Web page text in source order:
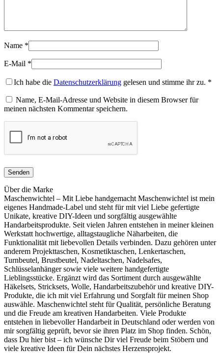
Name *
E-Mail *
Ich habe die Datenschutzerklärung gelesen und stimme ihr zu. *
Name, E-Mail-Adresse und Website in diesem Browser für
meinen nächsten Kommentar speichern.
Über die Marke
Maschenwichtel – Mit Liebe handgemacht Maschenwichtel ist mein
eigenes Handmade-Label und steht für mit viel Liebe gefertigte
Unikate, kreative DIY-Ideen und sorgfältig ausgewählte
Handarbeitsprodukte. Seit vielen Jahren entstehen in meiner kleinen
Werkstatt hochwertige, alltagstaugliche Näharbeiten, die
Funktionalität mit liebevollen Details verbinden. Dazu gehören unter
anderem Projekttaschen, Kosmetiktaschen, Lenkertaschen,
Turnbeutel, Brustbeutel, Nadeltaschen, Nadelsafes,
Schlüsselanhänger sowie viele weitere handgefertigte
Lieblingsstücke. Ergänzt wird das Sortiment durch ausgewählte
Häkelsets, Stricksets, Wolle, Handarbeitszubehör und kreative DIY-
Produkte, die ich mit viel Erfahrung und Sorgfalt für meinen Shop
auswähle. Maschenwichtel steht für Qualität, persönliche Beratung
und die Freude am kreativen Handarbeiten. Viele Produkte
entstehen in liebevoller Handarbeit in Deutschland oder werden von
mir sorgfältig geprüft, bevor sie ihren Platz im Shop finden. Schön,
dass Du hier bist – ich wünsche Dir viel Freude beim Stöbern und
viele kreative Ideen für Dein nächstes Herzensprojekt.